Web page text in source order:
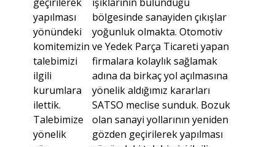
yapılması
yönündeki
komitemizin
talebimizi
ilgili
kurumlara
ilettik.
Talebimize
yönelik
bölgesinde sanayiden çıkışlar
yoğunluk olmakta. Otomotiv
ve Yedek Parça Ticareti yapan
firmalara kolaylık sağlamak
adına da birkaç yol açılmasına
yönelik aldığımız kararları
SATSO meclise sunduk. Bozuk
olan sanayi yollarının yeniden
gözden geçirilerek yapılması